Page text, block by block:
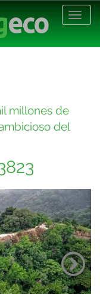
millones de
del